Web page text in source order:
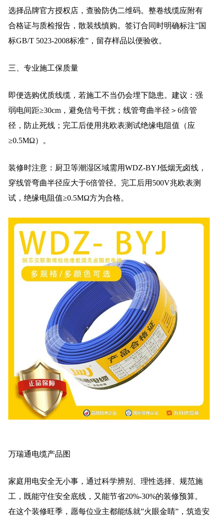
选择品牌官方授权店，查验防伪二维码。整卷线缆应附有
合格证与质检报告，散装线慎购。签订合同时明确标注”国
标GB/T 5023-2008标准”，留存样品以便验收。
三、专业施工保质量
即便选购优质线缆，若施工不当仍会埋下隐患。建议：强
弱电间距≥30cm，避免信号干扰；线管弯曲半径＞6倍管
径，防止死线；完工后使用兆欧表测试绝缘电阻值（应
≥0.5MΩ）。
装修时注意：厨卫等潮湿区域需用WDZ-BYJ低烟无卤线，
穿线管弯曲半径应大于6倍管径。完工后用500V兆欧表测
试，绝缘电阻值≥0.5MΩ方为合格。
万瑞通电缆产品图
家庭用电安全无小事，通过科学辨别、理性选择、规范施
工，既能守住安全底线，又能节省20%-30%的装修预算。
在这个装修旺季，愿每位业主都能练就”火眼金睛”，筑造安